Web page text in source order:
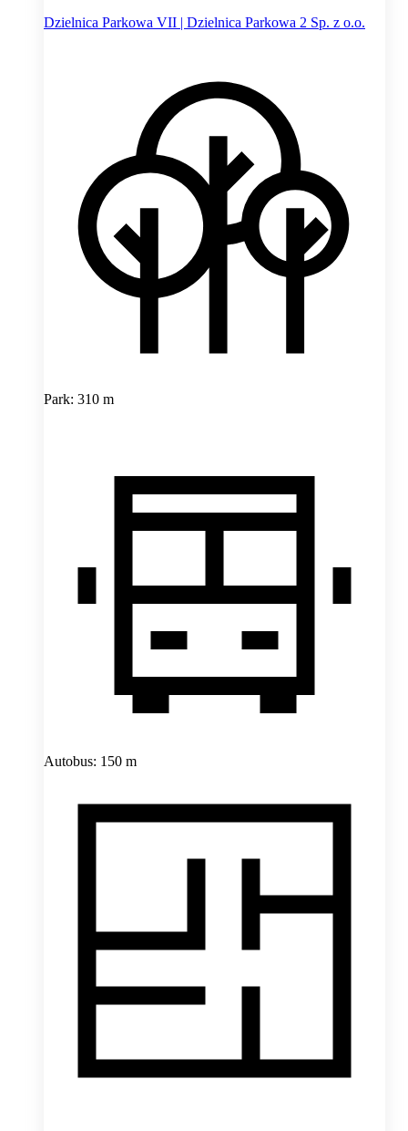
Dzielnica Parkowa VII | Dzielnica Parkowa 2 Sp. z o.o.
Park: 310 m
Autobus: 150 m